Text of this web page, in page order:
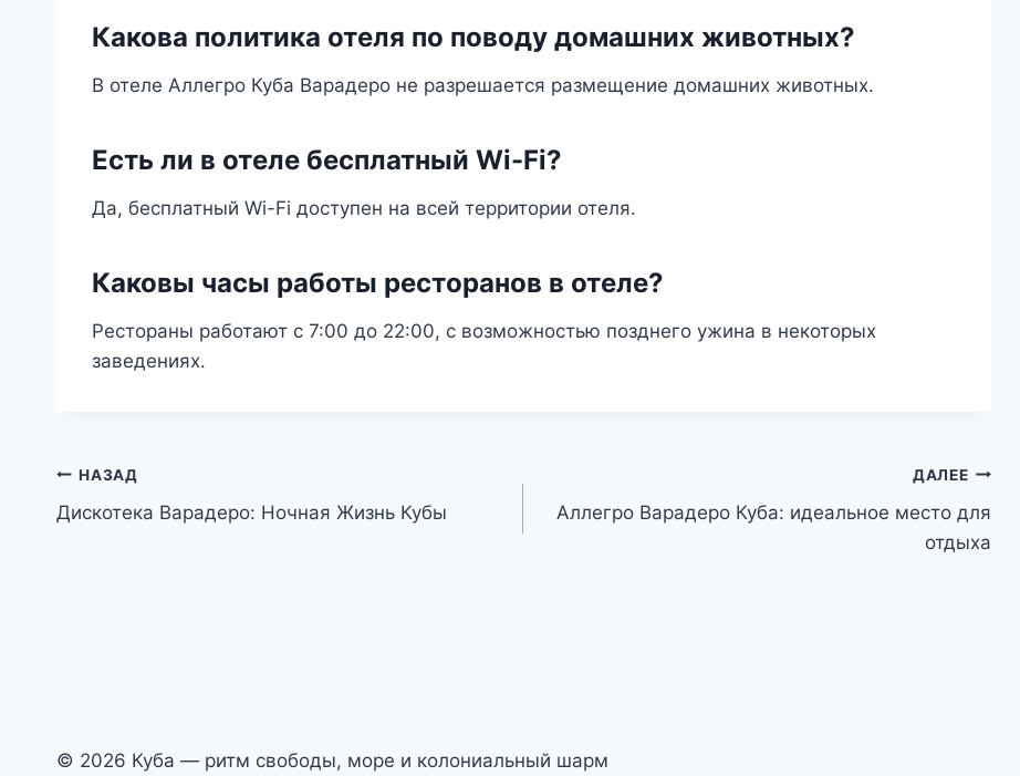
Какова политика отеля по поводу домашних животных?
В отеле Аллегро Куба Варадеро не разрешается размещение домашних животных.
Есть ли в отеле бесплатный Wi-Fi?
Да, бесплатный Wi-Fi доступен на всей территории отеля.
Каковы часы работы ресторанов в отеле?
Рестораны работают с 7:00 до 22:00, с возможностью позднего ужина в некоторых
заведениях.
Навигация
по
НАЗАД
Дискотека Варадеро: Ночная Жизнь Кубы
ДАЛЕЕ
Аллегро Варадеро Куба: идеальное место для
отдыха
© 2026 Куба — ритм свободы, море и колониальный шарм